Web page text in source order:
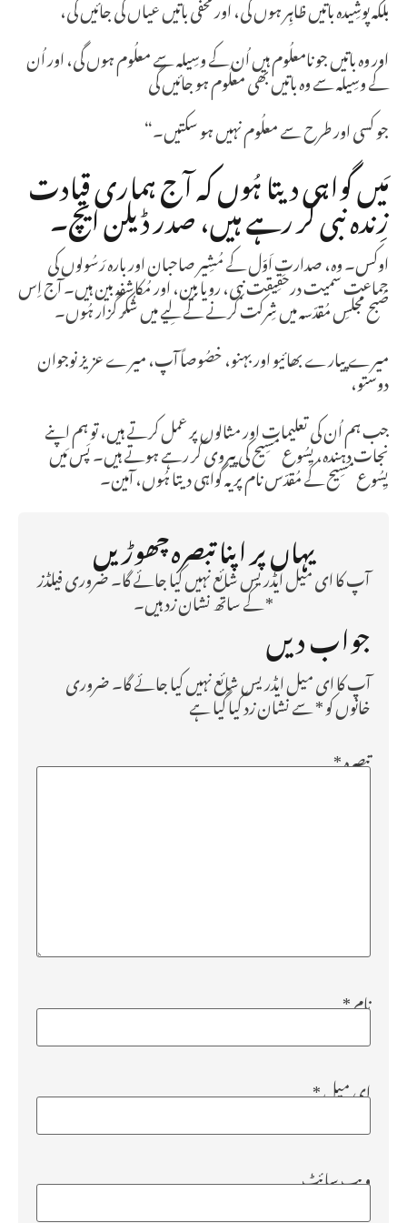
اور وہ باتیں جو نامعلُوم ہیں اُن کے وسِیلہ سے معلُوم ہوں گی، اور اُن
کے وسِیلہ سے وہ باتیں بھی معلُوم ہو جائیں گی
جو کسی اور طرح سے معلُوم نہیں ہو سکتیں۔“
مَیں گواہی دیتا ہُوں کہ آج ہماری قیادت
زِندہ نبی کر رہے ہیں، صدر ڈیلن ایچ۔
اوکس۔ وہ، صدارتِ اَوّل کے مُشِیر صاحبان اور بارہ رَسُولوں کی
جماعت سمیت درحقِیقت نبی، رویا بین، اور مُکاشفہ بین ہیں۔ آج اِس
صُبح مجلسِ مُقدّسہ میں شِرکت کرنے کے لِیے میں شُکر گُزار ہُوں۔
میرے پیارے بھائیو اور بہنو، خصُوصاً آپ، میرے عزیز نوجوان
دوستو،
جب ہم اُن کی تعلیمات اور مثالوں پر عمل کرتے ہیں، تو ہم اپنے
نجات دہندہ، یِسُوع مسِیح کی پیروی کر رہے ہوتے ہیں۔ پَس مَیں
یِسُوع مسِیح کے مُقدّس نام پر یہ گواہی دیتا ہُوں، آمین۔
یہاں پر اپنا تبصرہ چھوڑیں
آپ کا ای میل ایڈریس شائع نہیں کیا جائے گا۔ ضروری فیلڈز
* کے ساتھ نشان زد ہیں۔
جواب دیں
آپ کا ای میل ایڈریس شائع نہیں کیا جائے گا۔ضروری
خانوں کو*سے نشان زد کیا گیا ہے
تبصرہ*
نام*
ای میل*
ویب‌ سائٹ